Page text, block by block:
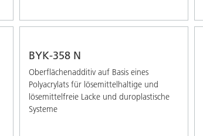
BYK-358 N
Oberflächenadditiv auf Basis eines
Polyacrylats für lösemittelhaltige und
lösemittelfreie Lacke und duroplastische
Systeme